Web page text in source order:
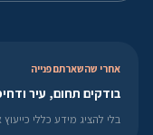
אחרי שהשארתם פנייה
בודקים תחום, עיר
בלי להציג מידע כללי